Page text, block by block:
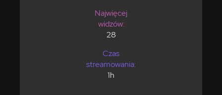
Najwięcej
widzów:
28
Czas
streamowania:
1h